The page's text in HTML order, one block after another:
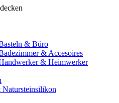
& Büro
& Accesoires
& Heimwerker